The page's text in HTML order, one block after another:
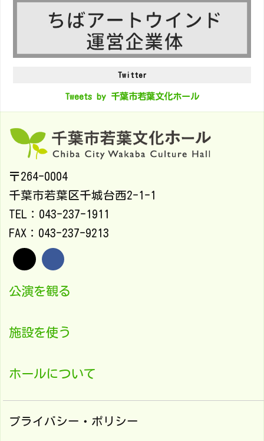
Twitter
Tweets by 千葉市若葉文化ホール
〒264-0004
千葉市若葉区千城台西2-1-1
TEL：043-237-1911
FAX：043-237-9213
公演を観る
施設を使う
ホールについて
プライバシー・ポリシー